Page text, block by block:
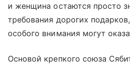
и женщина остаются просто
требования дорогих
особого внимания могут
Основой крепкого союза